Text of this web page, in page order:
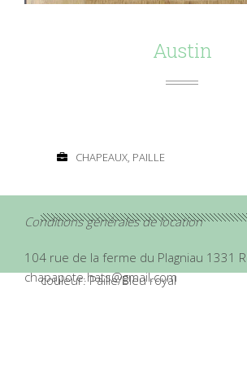
Austin
CHAPEAUX, PAILLE
couleur: Paille/Bleu royal
Conditions générales de location
104 rue de la ferme du Plagniau 1331
chapapote.hats@gmail.com